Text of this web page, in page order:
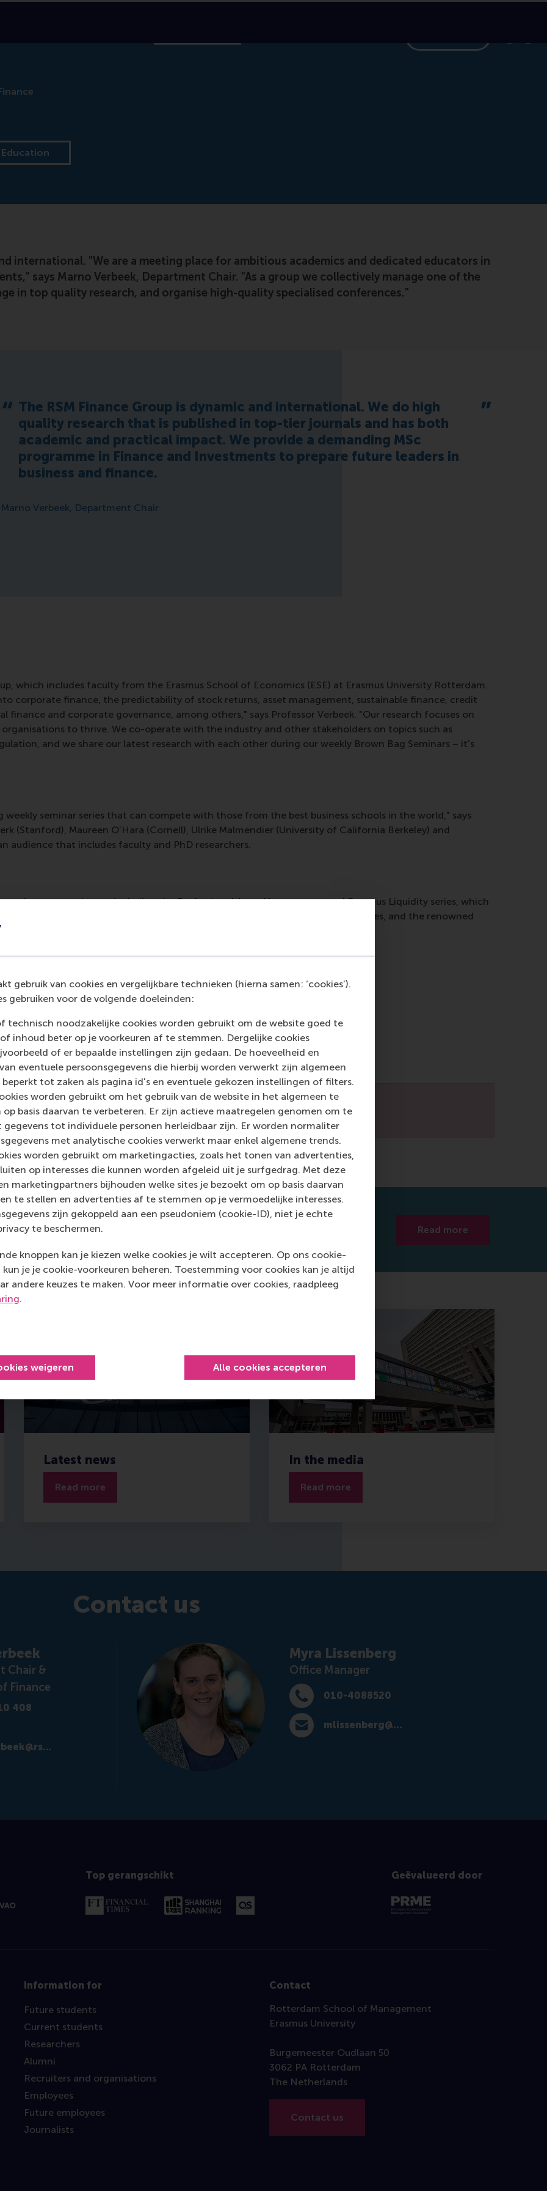
gebruik van cookies en vergelijkbare technieken (hierna samen: ‘cookies’).
gebruiken voor de volgende doeleinden:
technisch noodzakelijke cookies worden gebruikt om de website goed te
inhoud beter op je voorkeuren af te stemmen. Dergelijke cookies
of er bepaalde instellingen zijn gedaan. De hoeveelheid en
eventuele persoonsgegevens die hierbij worden verwerkt zijn algemeen
beperkt tot zaken als pagina id's en eventuele gekozen instellingen of filters.
worden gebruikt om het gebruik van de website in het algemeen te
op basis daarvan te verbeteren. Er zijn actieve maatregelen genomen om te
gegevens tot individuele personen herleidbaar zijn. Er worden normaliter
met analytische cookies verwerkt maar enkel algemene trends.
worden gebruikt om marketingacties, zoals het tonen van advertenties,
op interesses die kunnen worden afgeleid uit je surfgedrag. Met deze
marketingpartners bijhouden welke sites je bezoekt om op basis daarvan
te stellen en advertenties af te stemmen op je vermoedelijke interesses.
zijn gekoppeld aan een pseudoniem (cookie-ID), niet je echte
te beschermen.
knoppen kan je kiezen welke cookies je wilt accepteren. Op ons cookie-
je je cookie-voorkeuren beheren. Toestemming voor cookies kan je altijd
andere keuzes te maken. Voor meer informatie over cookies, raadpleeg
.
weigeren Alle cookies accepteren
Education
international. "We are a meeting place for ambitious academics and dedicated educators in
says Marno Verbeek, Department Chair. "As a group we collectively manage one of the
in top quality research, and organise high-quality specialised conferences."
The RSM Finance Group is dynamic and international. We do high
quality research that is published in top-tier journals and has both
academic and practical impact. We provide a demanding MSc
programme in Finance and Investments to prepare future leaders in
business and finance.
Marno Verbeek, Department Chair
which includes faculty from the Erasmus School of Economics (ESE) at Erasmus University Rotterdam.
corporate finance, the predictability of stock returns, asset management, sustainable finance, credit
finance and corporate governance, among others," says Professor Verbeek. "Our research focuses on
to thrive. We co-operate with the industry and other stakeholders on topics such as
and we share our latest research with each other during our weekly Brown Bag Seminars – it's
weekly seminar series that can compete with those from the best business schools in the world," says
(Stanford), Maureen O’Hara (Cornell), Ulrike Malmendier (University of California Berkeley) and
audience that includes faculty and PhD researchers.
conferenceseach year, including the Professional Asset Management and Erasmus Liquidity series, which
"As a group, RSM Finance is proud of the quality of our research, our programmes, and the renowned
us," says Professor Verbeek.
of Finance
Creation
Read more
Latest news
Read more
In the media
Read more
Contact us
Chair &
Finance
2727
408
mverbeek@rsm.nl
Myra Lissenberg
Office Manager
Bel 010-4088520
010-4088520
E-mail mlissenberg@rsm.nl
mlissenberg@rsm.nl
Top gerangschikt Geëvalueerd door
Information for
Future students
Current students
Researchers
Alumni
Recruiters and organisations
Employees
Future employees
Journalists
Contact
Rotterdam School of Management
Erasmus University
Burgemeester Oudlaan 50
3062 PA Rotterdam
The Netherlands
Contact us